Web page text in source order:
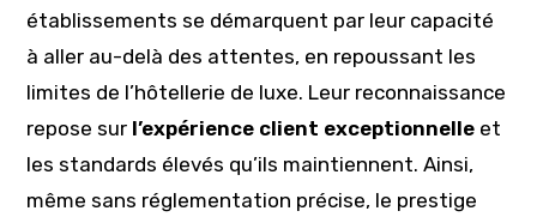
établissements se démarquent par leur capacité
à aller au-delà des attentes, en repoussant les
limites de l’hôtellerie de luxe. Leur reconnaissance
repose sur l’expérience client exceptionnelle et
les standards élevés qu’ils maintiennent. Ainsi,
même sans réglementation précise, le prestige